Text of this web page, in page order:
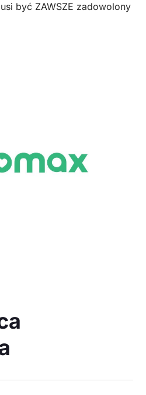
być ZAWSZE zadowolony